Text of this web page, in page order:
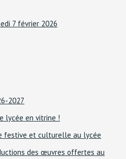
7 février 2026
2027
lycée en vitrine !
festive et culturelle au lycée
des œuvres offertes au